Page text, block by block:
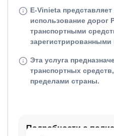
E-Vinieta
использование дорог
транспортными
Эта услуга
транспортных
пределами страны.
Подробности о